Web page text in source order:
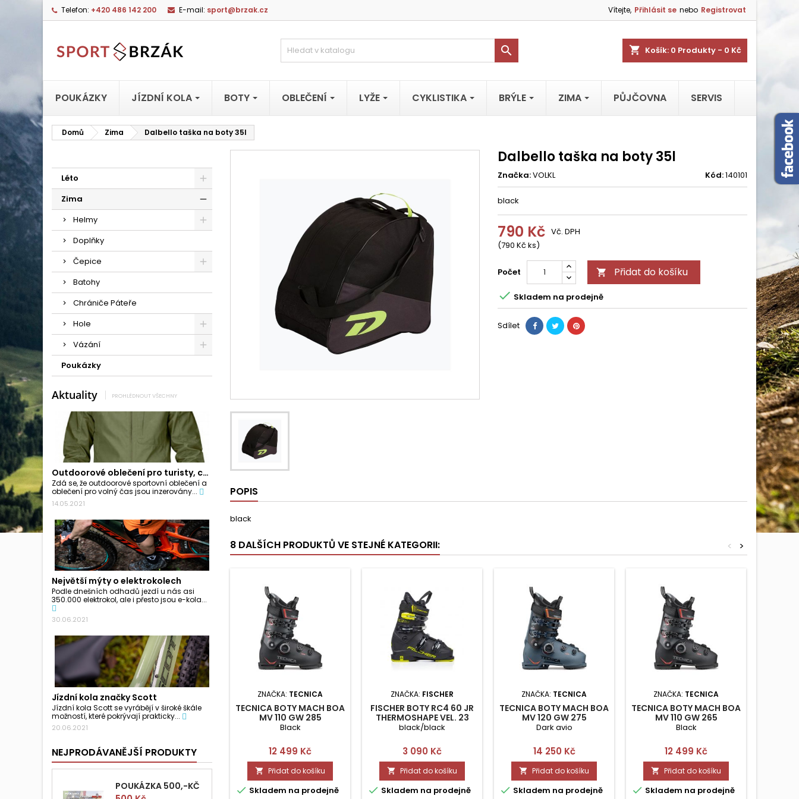
Telefon: +420 486 142 200 E-mail: sport@brzak.cz Vítejte, Přihlásit se nebo Registrovat
shopping_cart Košík: 0 Produkty - 0 Kč

POUKÁZKY JÍZDNÍ KOLA BOTY OBLEČENÍ LYŽE CYKLISTIKA BRÝLE ZIMA PŮJČOVNA SERVIS
Domů Zima Dalbello taška na boty 35l
Léto
Zima
Helmy
Doplňky
Čepice
Batohy
Chrániče Páteře
Hole
Vázání
Poukázky
Aktuality PROHLÉDNOUT VŠECHNY
Outdoorové oblečení pro turisty, cyklisty a...
Zdá se, že outdoorové sportovní oblečení a
oblečení pro volný čas jsou inzerovány...
14.05.2021
Největší mýty o elektrokolech
Podle dnešních odhadů jezdí u nás asi
350.000 elektrokol, ale i přesto jsou e-kola...
30.06.2021
Jízdní kola značky Scott
Jízdní kola Scott se vyrábějí v široké škále
možností, které pokrývají prakticky...
20.06.2021
NEJPRODÁVANĚJŠÍ PRODUKTY
POUKÁZKA 500,-KČ
Dalbello taška na boty 35l
Značka:VOLKL Kód:140101
black
790 Kč
(790 Kč ks)
Vč. DPH
Počet  Přidat do košíku
 Skladem na prodejně
Sdílet
POPIS
black
8 DALŠÍCH PRODUKTŮ VE STEJNÉ KATEGORII: >
<
ZNAČKA: TECNICA
TECNICA BOTY MACH BOA
MV 110 GW 285
Black
Cena
12 499 Kč
 Přidat do košíku
 Skladem na prodejně
ZNAČKA: FISCHER
FISCHER BOTY RC4 60 JR
THERMOSHAPE VEL. 23
black/black
Cena
3 090 Kč
 Přidat do košíku
 Skladem na prodejně
ZNAČKA: TECNICA
TECNICA BOTY MACH BOA
MV 120 GW 275
Dark avio
Cena
14 250 Kč
 Přidat do košíku
 Skladem na prodejně
ZNAČKA: TECNICA
TECNICA BOTY MACH BOA
MV 110 GW 265
Black
Cena
12 499 Kč
 Přidat do košíku
 Skladem na prodejně